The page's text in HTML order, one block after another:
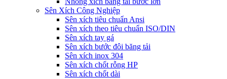
Sên Xích Công Nghiệp
Sên xích tiêu chuẩn Ansi
Sên xích theo tiêu chuẩn ISO/DIN
Sên xích tay gá
Sên xích bước đôi băng tải
Sên xích inox 304
Sên xích chốt rỗng HP
Sên xích chốt dài